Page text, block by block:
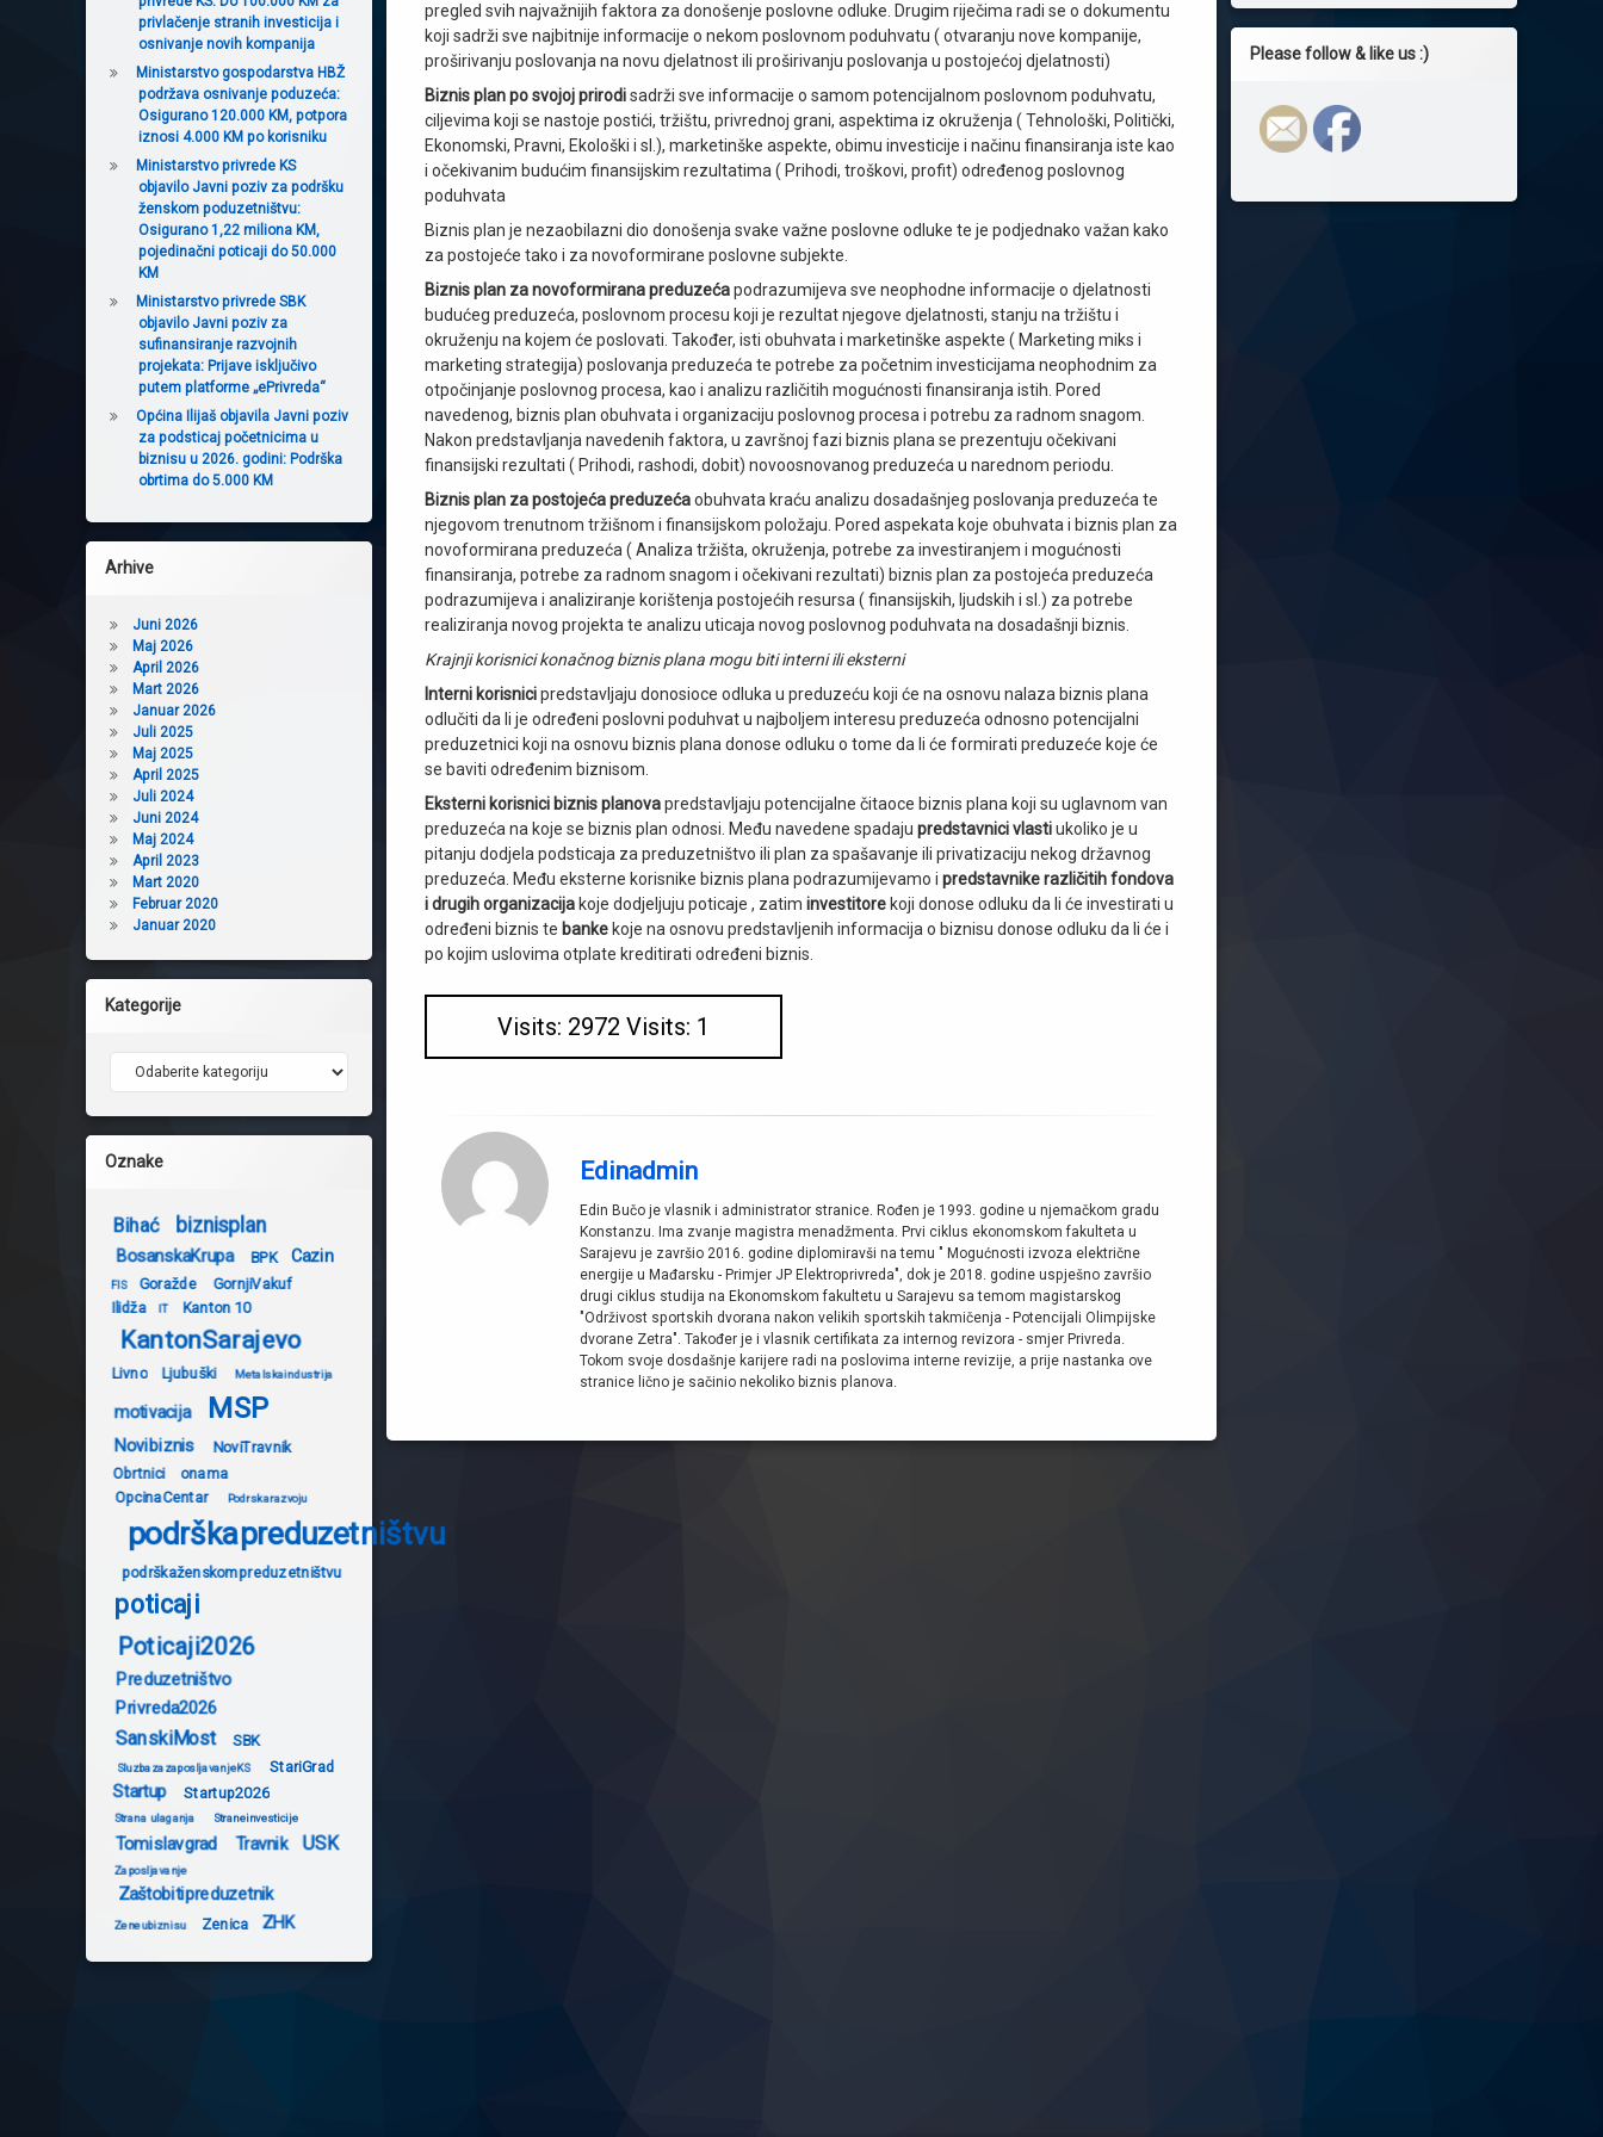
pregled svih najvažnijih faktora za donošenje poslovne odluke. Drugim riječima radi se o dokumentu
koji sadrži sve najbitnije informacije o nekom poslovnom poduhvatu ( otvaranju nove kompanije,
proširivanju poslovanja na novu djelatnost ili proširivanju poslovanja u postojećoj djelatnosti)
Biznis plan po svojoj prirodisadrži sve informacije o samom potencijalnom poslovnom poduhvatu,
ciljevima koji se nastoje postići, tržištu, privrednoj grani, aspektima iz okruženja ( Tehnološki, Politički,
Ekonomski, Pravni, Ekološki i sl.), marketinške aspekte, obimu investicije i načinu finansiranja iste kao
i očekivanim budućim finansijskim rezultatima ( Prihodi, troškovi, profit) određenog poslovnog
poduhvata
Biznis plan je nezaobilazni dio donošenja svake važne poslovne odluke te je podjednako važan kako
za postojeće tako i za novoformirane poslovne subjekte.
Biznis plan za novoformirana preduzećapodrazumijeva sve neophodne informacije o djelatnosti
budućeg preduzeća, poslovnom procesu koji je rezultat njegove djelatnosti, stanju na tržištu i
okruženju na kojem će poslovati. Također, isti obuhvata i marketinške aspekte ( Marketing miks i
marketing strategija) poslovanja preduzeća te potrebe za početnim investicijama neophodnim za
otpočinjanje poslovnog procesa, kao i analizu različitih mogućnosti finansiranja istih. Pored
navedenog, biznis plan obuhvata i organizaciju poslovnog procesa i potrebu za radnom snagom.
Nakon predstavljanja navedenih faktora, u završnoj fazi biznis plana se prezentuju očekivani
finansijski rezultati ( Prihodi, rashodi, dobit) novoosnovanog preduzeća u narednom periodu.
Biznis plan za postojeća preduzećaobuhvata kraću analizu dosadašnjeg poslovanja preduzeća te
njegovom trenutnom tržišnom i finansijskom položaju. Pored aspekata koje obuhvata i biznis plan za
novoformirana preduzeća ( Analiza tržišta, okruženja, potrebe za investiranjem i mogućnosti
finansiranja, potrebe za radnom snagom i očekivani rezultati) biznis plan za postojeća preduzeća
podrazumijeva i analiziranje korištenja postojećih resursa ( finansijskih, ljudskih i sl.) za potrebe
realiziranja novog projekta te analizu uticaja novog poslovnog poduhvata na dosadašnji biznis.
Krajnji korisnici konačnog biznis plana mogu biti interni ili eksterni
Interni korisnicipredstavljaju donosioce odluka u preduzeću koji će na osnovu nalaza biznis plana
odlučiti da li je određeni poslovni poduhvat u najboljem interesu preduzeća odnosno potencijalni
preduzetnici koji na osnovu biznis plana donose odluku o tome da li će formirati preduzeće koje će
se baviti određenim biznisom.
Eksterni korisnici biznis planovapredstavljaju potencijalne čitaoce biznis plana koji su uglavnom van
preduzeća na koje se biznis plan odnosi. Među navedene spadaju predstavnici vlastiukoliko je u
pitanju dodjela podsticaja za preduzetništvo ili plan za spašavanje ili privatizaciju nekog državnog
preduzeća. Među eksterne korisnike biznis plana podrazumijevamo i predstavnike različitih fondova
i drugih organizacija koje dodjeljuju poticaje , zatim investitore koji donose odluku da li će investirati u
određeni biznis te banke koje na osnovu predstavljenih informacija o biznisu donose odluku da li će i
po kojim uslovima otplate kreditirati određeni biznis.
Visits: 2972 Visits: 1
Edinadmin
Edin Bučo je vlasnik i administrator stranice. Rođen je 1993. godine u njemačkom gradu
Konstanzu. Ima zvanje magistra menadžmenta. Prvi ciklus ekonomskom fakulteta u
Sarajevu je završio 2016. godine diplomiravši na temu " Mogućnosti izvoza električne
energije u Mađarsku - Primjer JP Elektroprivreda", dok je 2018. godine uspješno završio
drugi ciklus studija na Ekonomskom fakultetu u Sarajevu sa temom magistarskog
"Održivost sportskih dvorana nakon velikih sportskih takmičenja - Potencijali Olimpijske
dvorane Zetra". Također je i vlasnik certifikata za internog revizora - smjer Privreda.
Tokom svoje dosdašnje karijere radi na poslovima interne revizije, a prije nastanka ove
stranice lično je sačinio nekoliko biznis planova.
privlačenje stranih investicija i
osnivanje novih kompanija
Ministarstvo gospodarstva HBŽ
podržava osnivanje poduzeća:
Osigurano 120.000 KM, potpora
iznosi 4.000 KM po korisniku
Ministarstvo privrede KS
objavilo Javni poziv za podršku
ženskom poduzetništvu:
Osigurano 1,22 miliona KM,
pojedinačni poticaji do 50.000
KM
Ministarstvo privrede SBK
objavilo Javni poziv za
sufinansiranje razvojnih
projekata: Prijave isključivo
putem platforme „ePrivreda“
Općina Ilijaš objavila Javni poziv
za podsticaj početnicima u
biznisu u 2026. godini: Podrška
obrtima do 5.000 KM
Arhive
Juni 2026
Maj 2026
April 2026
Mart 2026
Januar 2026
Juli 2025
Maj 2025
April 2025
Juli 2024
Juni 2024
Maj 2024
April 2023
Mart 2020
Februar 2020
Januar 2020
Kategorije
Kategorije
Oznake
Bihać biznisplan
BosanskaKrupa BPK Cazin
FIS Goražde
GornjiVakuf
Ilidža
IT Kanton 10
KantonSarajevo
Livno Ljubuški Metalskaindustrija
motivacija MSP
Novibiznis
NoviTravnik
Obrtnici
onama
OpcinaCentar
Podrskarazvoju
podrškapreduzetništvu
podrškaženskompreduzetništvu
poticaji
Poticaji2026
Preduzetništvo
Privreda2026
SanskiMost SBK
SluzbazazaposljavanjeKS StariGrad
Startup Startup2026
Strana ulaganja Straneinvesticije
Tomislavgrad Travnik USK
Zaposljavanje
Zaštobitipreduzetnik
Zeneubiznisu Zenica ZHK
Please follow & like us :)